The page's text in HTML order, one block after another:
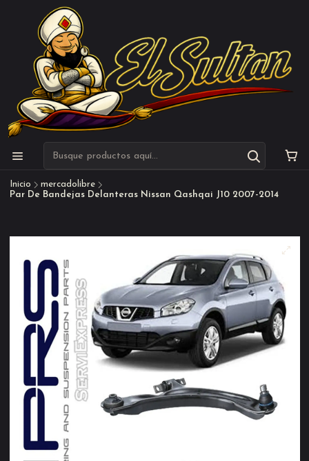
Inicio
mercadolibre
Par De Bandejas Delanteras Nissan Qashqai J10 2007-2014